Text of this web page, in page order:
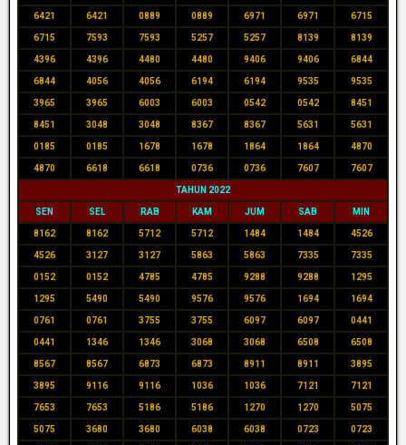
6421 6421 0889 0889 6971 6971 6715
6715 7593 7593 5257 5257 8139 8139
4396 4396 4480 4480 9406 9406 6844
6844 4056 4056 6194 6194 9535 9535
3965 3965 6003 6003 0542 0542 8451
8451 3048 3048 8367 8367 5631 5631
0185 0185 1678 1678 1864 1864 4870
4870 6618 6618 0736 0736 7607 7607
TAHUN 2022
SEN SEL RAB KAM JUM SAB MIN
8162 8162 5712 5712 1484 1484 4526
4526 3127 3127 5863 5863 7335 7335
0152 0152 4785 4785 9288 9288 1295
1295 5490 5490 9576 9576 1694 1694
0761 0761 3755 3755 6097 6097 0441
0441 1346 1346 3068 3068 6508 6508
8567 8567 6873 6873 8911 8911 3895
3895 9116 9116 1036 1036 7121 7121
7653 7653 5186 5186 1270 1270 5075
5075 3680 3680 6038 6038 0723 0723